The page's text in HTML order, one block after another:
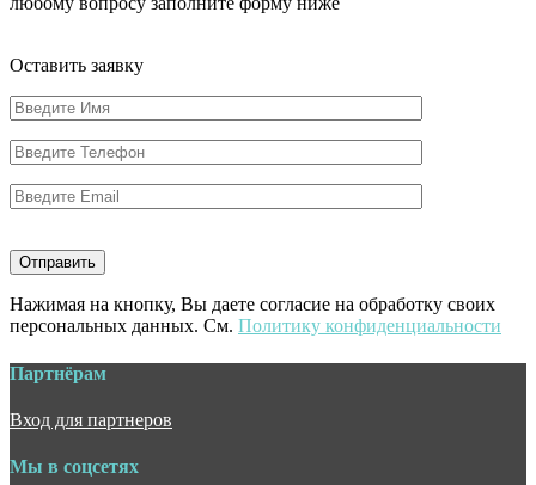
Оставить заявку
Нажимая на кнопку, Вы даете согласие на обработку своих
персональных данных. См. Политику конфиденциальности
Партнёрам
Вход для партнеров
Мы в соцсетях